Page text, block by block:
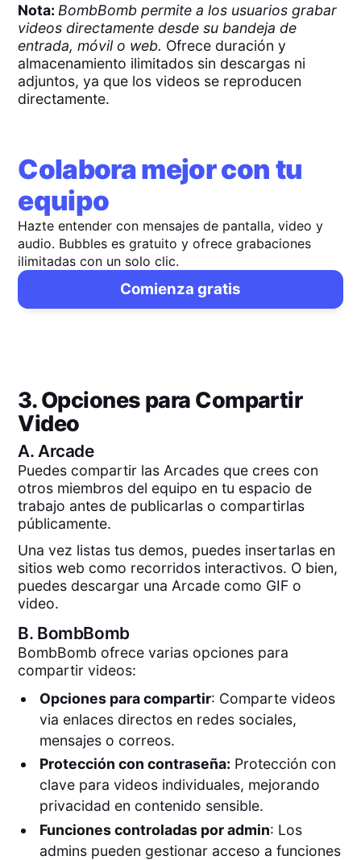
Nota: BombBomb permite a los usuarios grabar
videos directamente desde su bandeja de
entrada, móvil o web. Ofrece duración y
almacenamiento ilimitados sin descargas ni
adjuntos, ya que los videos se reproducen
directamente.
Colabora mejor con tu
equipo
Hazte entender con mensajes de pantalla, video y
audio. Bubbles es gratuito y ofrece grabaciones
ilimitadas con un solo clic.
Comienza gratis
3. Opciones para Compartir
Video
A.Arcade
Puedes compartir las Arcades que crees con
otros miembros del equipo en tu espacio de
trabajo antes de publicarlas o compartirlas
públicamente.
Una vez listas tus demos, puedes insertarlas en
sitios web como recorridos interactivos. O bien,
puedes descargar una Arcade como GIF o
video.
B. BombBomb
BombBomb ofrece varias opciones para
compartir videos:
Opciones para compartir: Comparte videos
via enlaces directos en redes sociales,
mensajes o correos.
Protección con contraseña: Protección con
clave para videos individuales, mejorando
privacidad en contenido sensible.
Funciones controladas por admin: Los
admins pueden gestionar acceso a funciones